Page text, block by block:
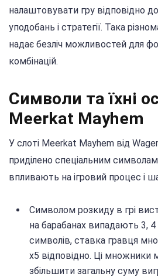
налаштовувати гру відповідно
уподобань і стратегії. Така
надає безліч можливостей для
комбінацій.
Символи та їхні
Meerkat Mayhem
У слоті Meerkat Mayhem від
приділено спеціальним
впливають на ігровий процес і
Символом розкиду в грі
на барабанах випадають 3, 4
символів, ставка гравця
x5 відповідно. Ці множники
збільшити загальну суму